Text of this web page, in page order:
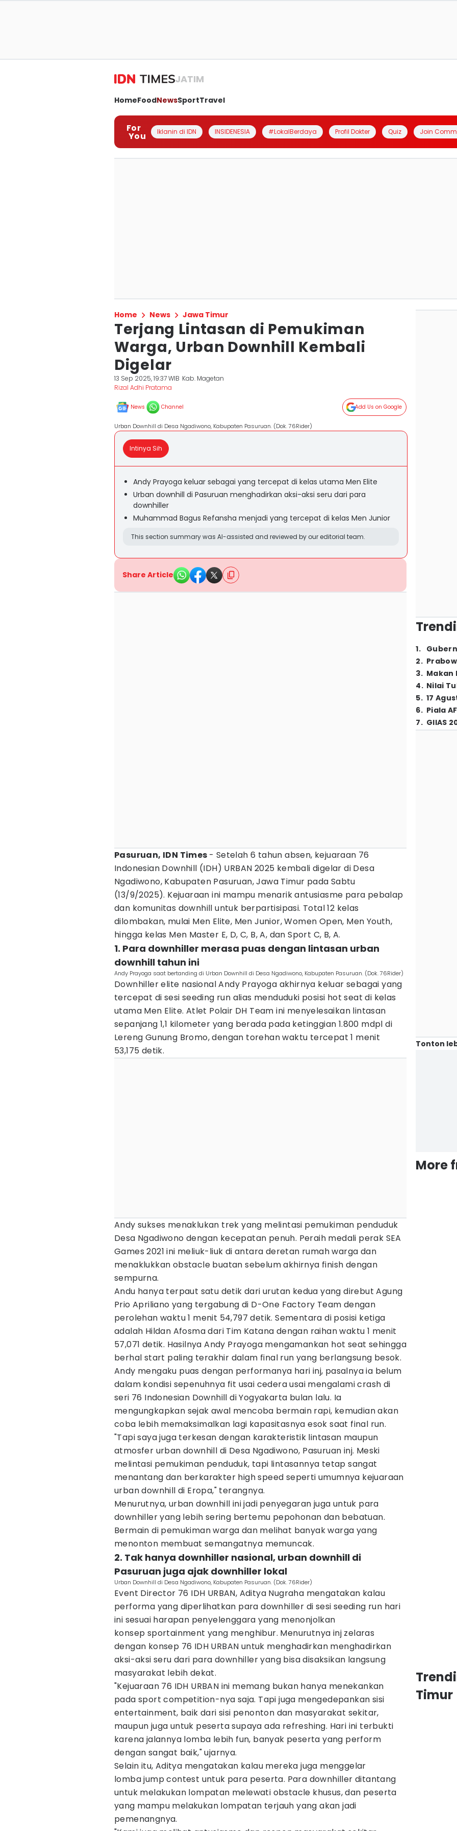
JATIM
HomeFoodNewsSportTravel
For
You Iklanin di IDN INSIDENESIA #LokalBerdaya Profil Dokter Quiz Join
Home News Jawa Timur
Terjang Lintasan di Pemukiman
Warga, Urban Downhill Kembali
Digelar
13 Sep 2025, 19:37 WIB Kab. Magetan
Rizal Adhi Pratama
News Channel Add Us on Google
Urban Downhill di Desa Ngadiwono, Kabupaten Pasuruan. (Dok. 76Rider)
Intinya Sih
Andy Prayoga keluar sebagai yang tercepat di kelas utama Men Elite
Urban downhill di Pasuruan menghadirkan aksi-aksi seru dari para
downhiller
Muhammad Bagus Refansha menjadi yang tercepat di kelas Men Junior
This section summary was AI-assisted and reviewed by our editorial team.
Share Article
Pasuruan, IDN Times - Setelah 6 tahun absen, kejuaraan 76
Indonesian Downhill (IDH) URBAN 2025 kembali digelar di Desa
Ngadiwono, Kabupaten Pasuruan, Jawa Timur pada Sabtu
(13/9/2025). Kejuaraan ini mampu menarik antusiasme para pebalap
dan komunitas downhill untuk berpartisipasi. Total 12 kelas
dilombakan, mulai Men Elite, Men Junior, Women Open, Men Youth,
hingga kelas Men Master E, D, C, B, A, dan Sport C, B, A.
1. Para downhiller merasa puas dengan lintasan urban
downhill tahun ini
Andy Prayoga saat bertanding di Urban Downhill di Desa Ngadiwono, Kabupaten Pasuruan. (Dok. 76Rider)
Downhiller elite nasional Andy Prayoga akhirnya keluar sebagai yang
tercepat di sesi seeding run alias menduduki posisi hot seat di kelas
utama Men Elite. Atlet Polair DH Team ini menyelesaikan lintasan
sepanjang 1,1 kilometer yang berada pada ketinggian 1.800 mdpl di
Lereng Gunung Bromo, dengan torehan waktu tercepat 1 menit
53,175 detik.
Andy sukses menaklukan trek yang melintasi pemukiman penduduk
Desa Ngadiwono dengan kecepatan penuh. Peraih medali perak SEA
Games 2021 ini meliuk-liuk di antara deretan rumah warga dan
menaklukkan obstacle buatan sebelum akhirnya finish dengan
sempurna.
Andu hanya terpaut satu detik dari urutan kedua yang direbut Agung
Prio Apriliano yang tergabung di D-One Factory Team dengan
perolehan waktu 1 menit 54,797 detik. Sementara di posisi ketiga
adalah Hildan Afosma dari Tim Katana dengan raihan waktu 1 menit
57,071 detik. Hasilnya Andy Prayoga mengamankan hot seat sehingga
berhal start paling terakhir dalam final run yang berlangsung besok.
Andy mengaku puas dengan performanya hari inj, pasalnya ia belum
dalam kondisi sepenuhnya fit usai cedera usai mengalami crash di
seri 76 Indonesian Downhill di Yogyakarta bulan lalu. Ia
mengungkapkan sejak awal mencoba bermain rapi, kemudian akan
coba lebih memaksimalkan lagi kapasitasnya esok saat final run.
"Tapi saya juga terkesan dengan karakteristik lintasan maupun
atmosfer urban downhill di Desa Ngadiwono, Pasuruan inj. Meski
melintasi pemukiman penduduk, tapi lintasannya tetap sangat
menantang dan berkarakter high speed seperti umumnya kejuaraan
urban downhill di Eropa," terangnya.
Menurutnya, urban downhill ini jadi penyegaran juga untuk para
downhiller yang lebih sering bertemu pepohonan dan bebatuan.
Bermain di pemukiman warga dan melihat banyak warga yang
menonton membuat semangatnya memuncak.
2. Tak hanya downhiller nasional, urban downhill di
Pasuruan juga ajak downhiller lokal
Urban Downhill di Desa Ngadiwono, Kabupaten Pasuruan. (Dok. 76Rider)
Event Director 76 IDH URBAN, Aditya Nugraha mengatakan kalau
performa yang diperlihatkan para downhiller di sesi seeding run hari
ini sesuai harapan penyelenggara yang menonjolkan
konsep sportainment yang menghibur. Menurutnya inj zelaras
dengan konsep 76 IDH URBAN untuk menghadirkan menghadirkan
aksi-aksi seru dari para downhiller yang bisa disaksikan langsung
masyarakat lebih dekat.
"Kejuaraan 76 IDH URBAN ini memang bukan hanya menekankan
pada sport competition-nya saja. Tapi juga mengedepankan sisi
entertainment, baik dari sisi penonton dan masyarakat sekitar,
maupun juga untuk peserta supaya ada refreshing. Hari ini terbukti
karena jalannya lomba lebih fun, banyak peserta yang perform
dengan sangat baik," ujarnya.
Selain itu, Aditya mengatakan kalau mereka juga menggelar
lomba jump contest untuk para peserta. Para downhiller ditantang
untuk melakukan lompatan melewati obstacle khusus, dan peserta
yang mampu melakukan lompatan terjauh yang akan jadi
pemenangnya.
1.
2.
3. Makan
4. Nilai
5. 17
6. Piala
7. GIIAS
Tonton
More
Timur